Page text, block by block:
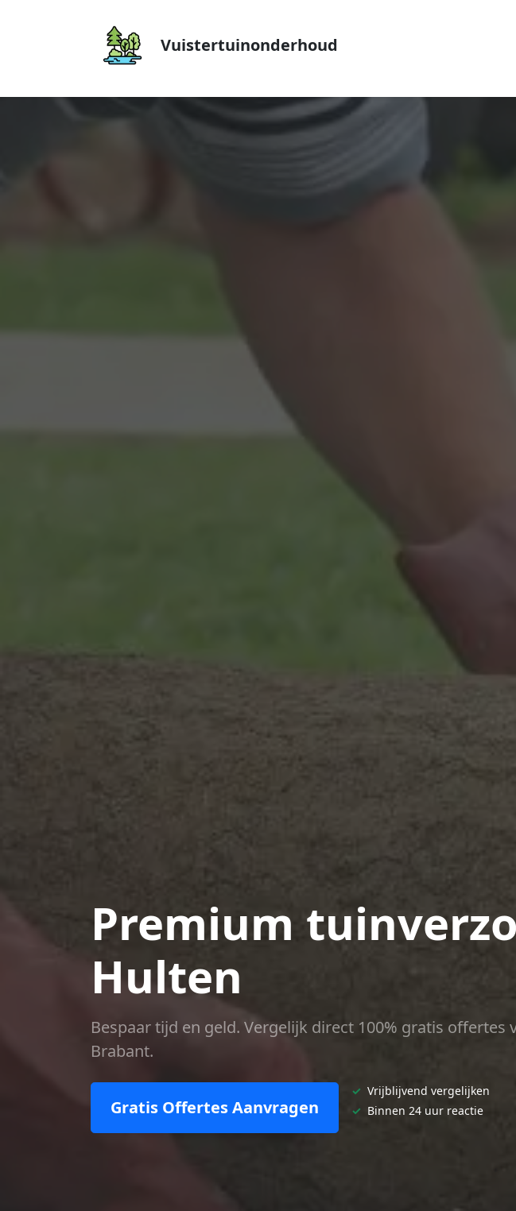
Vuistertuinonderhoud
Premium
Hulten
Bespaar tijd en geld. Vergelijk direct 100% gratis
Brabant.
Gratis Offertes Aanvragen
✓ Vrijblijvend vergelijken
✓ Binnen 24 uur reactie